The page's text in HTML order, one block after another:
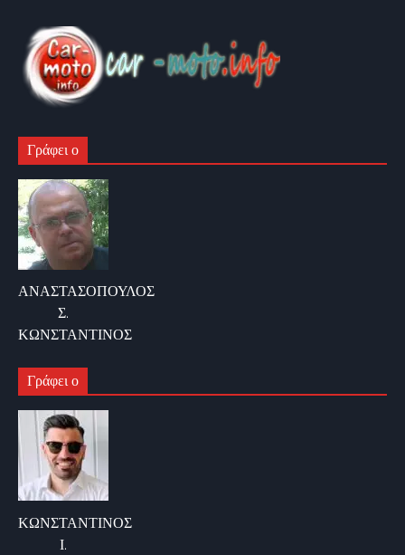
Γράφει ο
ΑΝΑΣΤΑΣΟΠΟΥΛΟΣ
Σ.
ΚΩΝΣΤΑΝΤΙΝΟΣ
Γράφει ο
ΚΩΝΣΤΑΝΤΙΝΟΣ
Ι.